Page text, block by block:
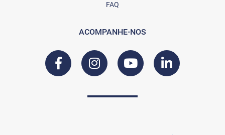
FAQ
ACOMPANHE-NOS